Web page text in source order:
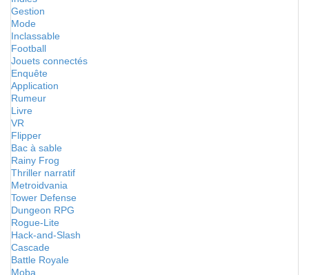
Gestion
Mode
Inclassable
Football
Jouets connectés
Enquête
Application
Rumeur
Livre
VR
Flipper
Bac à sable
Rainy Frog
Thriller narratif
Metroidvania
Tower Defense
Dungeon RPG
Rogue-Lite
Hack-and-Slash
Cascade
Battle Royale
Moba